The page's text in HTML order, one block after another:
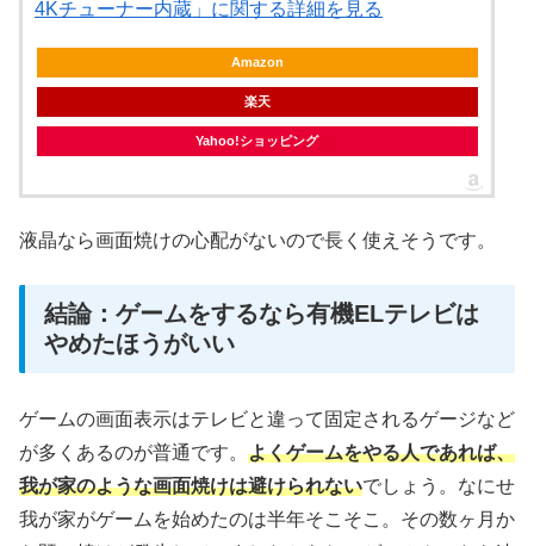
4Kチューナー内蔵」に関する詳細を見る
Amazon
楽天
Yahoo!ショッピング
液晶なら画面焼けの心配がないので長く使えそうです。
結論：ゲームをするなら有機ELテレビは
やめたほうがいい
ゲームの画面表示はテレビと違って固定されるゲージなど
が多くあるのが普通です。 よくゲームをやる人であれば、
我が家のような画面焼けは避けられないでしょう。なにせ
我が家がゲームを始めたのは半年そこそこ。その数ヶ月か